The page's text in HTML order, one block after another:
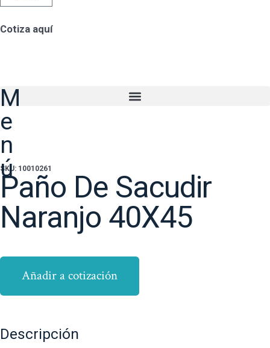
Cotiza aquí
M
e
n
ú
SKU: 10010261
Paño De Sacudir
Naranjo 40X45
Añadir a cotización
Descripción